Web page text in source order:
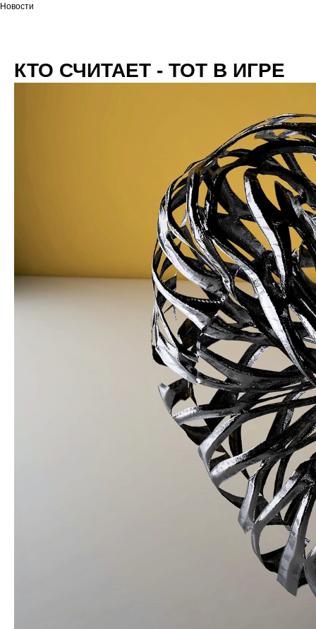
Новости
КТО СЧИТАЕТ - ТОТ В ИГРЕ